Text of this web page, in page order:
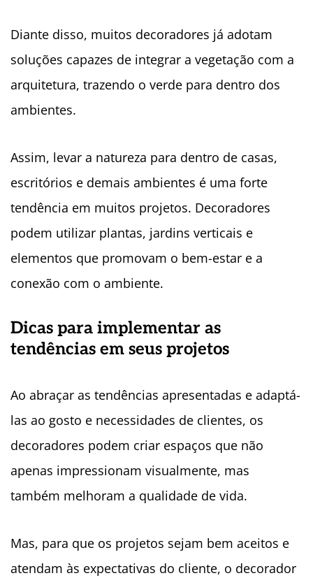
Diante disso, muitos decoradores já adotam
soluções capazes de integrar a vegetação com a
arquitetura, trazendo o verde para dentro dos
ambientes.
Assim, levar a natureza para dentro de casas,
escritórios e demais ambientes é uma forte
tendência em muitos projetos. Decoradores
podem utilizar plantas, jardins verticais e
elementos que promovam o bem-estar e a
conexão com o ambiente.
Dicas para implementar as
tendências em seus projetos
Ao abraçar as tendências apresentadas e adaptá-
las ao gosto e necessidades de clientes, os
decoradores podem criar espaços que não
apenas impressionam visualmente, mas
também melhoram a qualidade de vida.
Mas, para que os projetos sejam bem aceitos e
atendam às expectativas do cliente, o decorador